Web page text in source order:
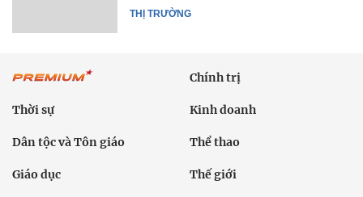
THỊ TRƯỜNG
Chính trị
Thời sự Kinh doanh
Dân tộc và Tôn giáo Thể thao
Giáo dục Thế giới